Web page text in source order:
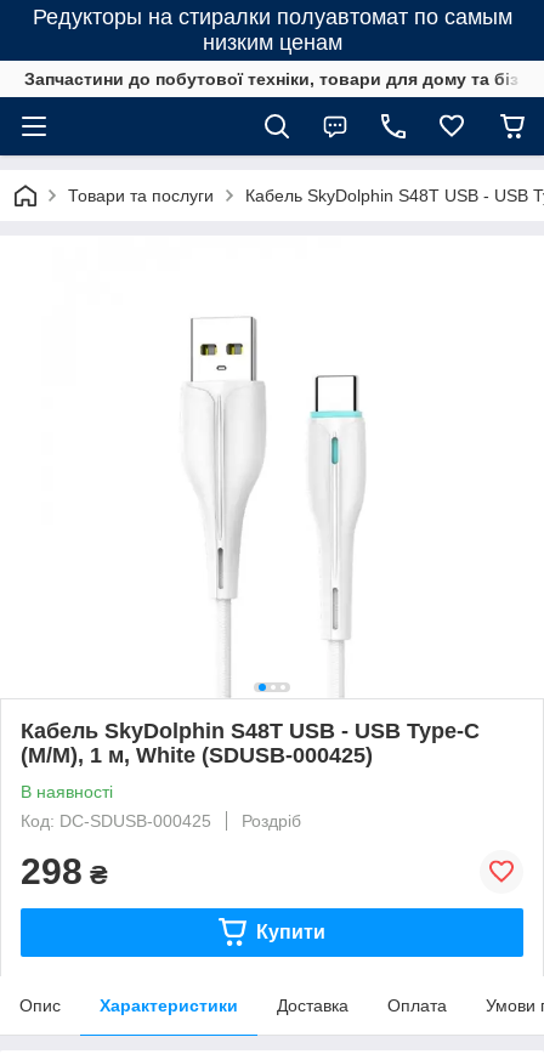
Редукторы на стиралки полуавтомат по самым
низким ценам
Запчастини до побутової техніки, товари для дому та
Товари та послуги Кабель SkyDolphin S48T USB - USB
Кабель SkyDolphin S48T USB - USB Type-C
(M/M), 1 м, White (SDUSB-000425)
В наявності
Код: DC-SDUSB-000425
Роздріб
298 ₴
Купити
Опис Характеристики Доставка Оплата Умови